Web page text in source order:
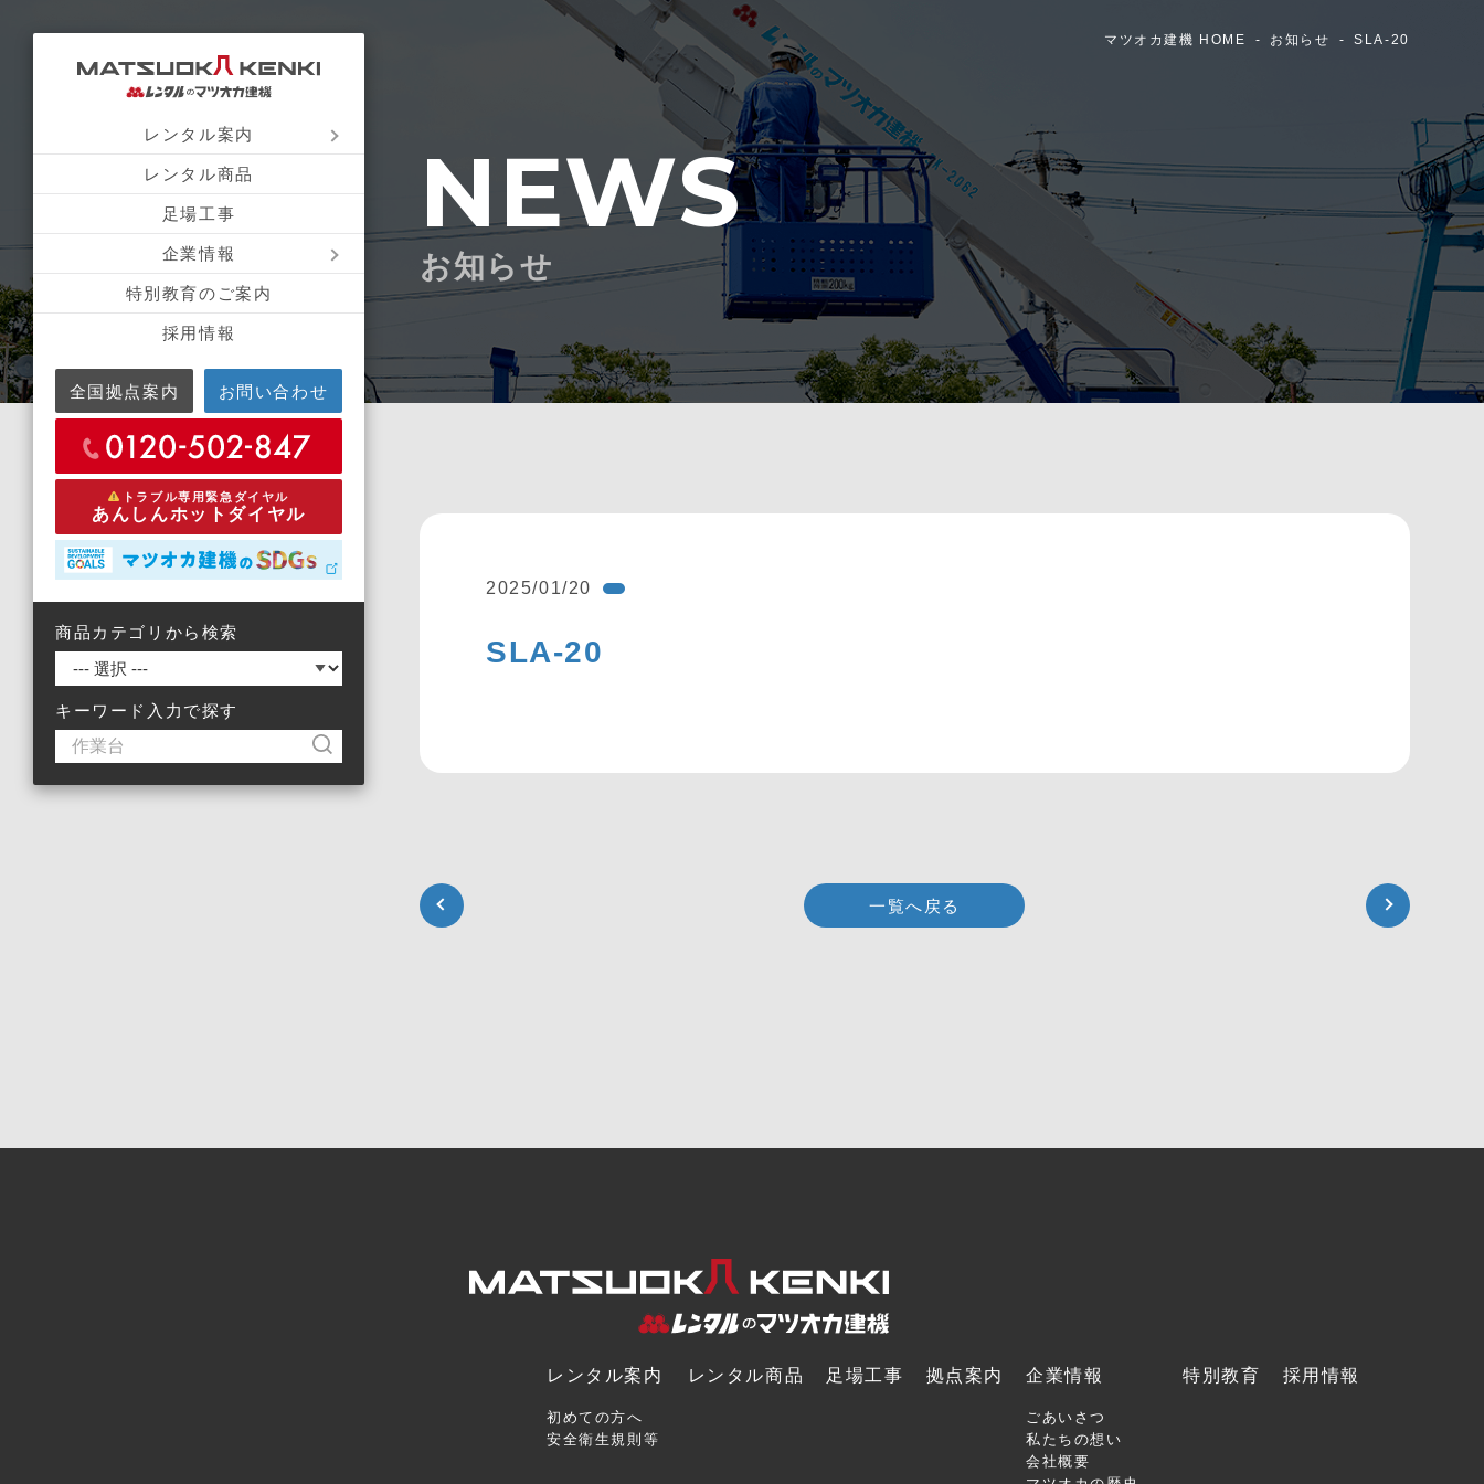
レンタル案内
レンタル商品
足場工事
企業情報
特別教育のご案内
採用情報
全国拠点案内 お問い合わせ
トラブル専用緊急ダイヤル
あんしんホットダイヤル
商品カテゴリから検索
キーワード入力で探す
マツオカ建機 HOME お知らせ SLA-20
NEWS
お知らせ
2025/01/20
SLA-20
一覧へ戻る
レンタル案内
初めての方へ
安全衛生規則等
レンタル商品 足場工事 拠点案内 企業情報
ごあいさつ
私たちの想い
会社概要
特別教育 採用情報